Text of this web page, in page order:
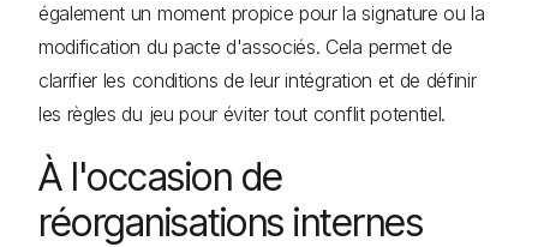
également un moment propice pour la signature ou la
modification du pacte d'associés. Cela permet de
clarifier les conditions de leur intégration et de définir
les règles du jeu pour éviter tout conflit potentiel.
À l'occasion de
réorganisations internes